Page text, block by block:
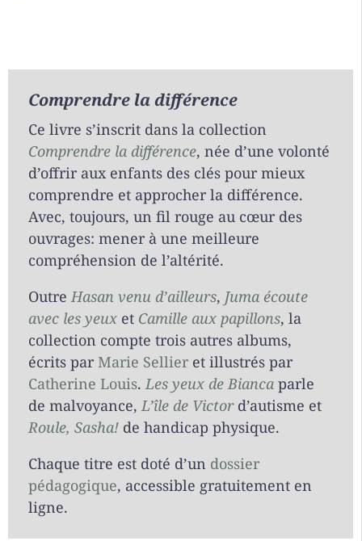
Comprendre la différence
Ce livre s’inscrit dans la collection
Comprendre la différence, née d’une volonté
d’offrir aux enfants des clés pour mieux
comprendre et approcher la différence.
Avec, toujours, un fil rouge au cœur des
ouvrages: mener à une meilleure
compréhension de l’altérité.
OutreHasan venu d’ailleurs, Juma écoute
avec les yeux et Camille aux papillons, la
collection compte trois autres albums,
écrits parMarie Sellier et illustrés par
Catherine Louis.Les yeux de Bianca parle
de malvoyance,L’île de Victor d’autisme et
Roule, Sasha! de handicap physique.
Chaque titre est doté d’un dossier
pédagogique, accessible gratuitement en
ligne.